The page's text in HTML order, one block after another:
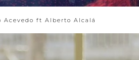
Acevedo ft Alberto Alcalá